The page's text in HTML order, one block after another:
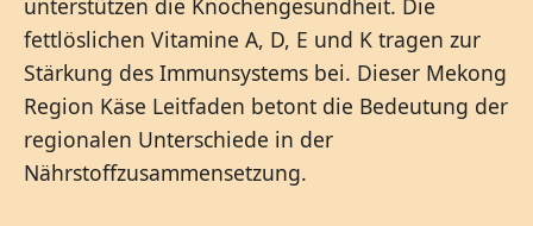
unterstützen die Knochengesundheit. Die
fettlöslichen Vitamine A, D, E und K tragen zur
Stärkung des Immunsystems bei. Dieser Mekong
Region Käse Leitfaden betont die Bedeutung der
regionalen Unterschiede in der
Nährstoffzusammensetzung.